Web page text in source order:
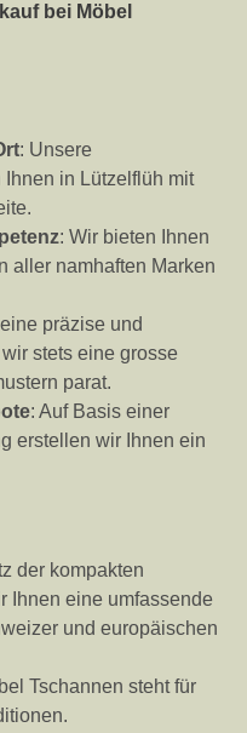
bei Möbel
: Unsere
in Lützelflüh mit
: Wir bieten Ihnen
aller namhaften Marken
präzise und
stets eine grosse
parat.
: Auf Basis einer
erstellen wir Ihnen ein
der kompakten
Ihnen eine umfassende
und europäischen
Tschannen steht für